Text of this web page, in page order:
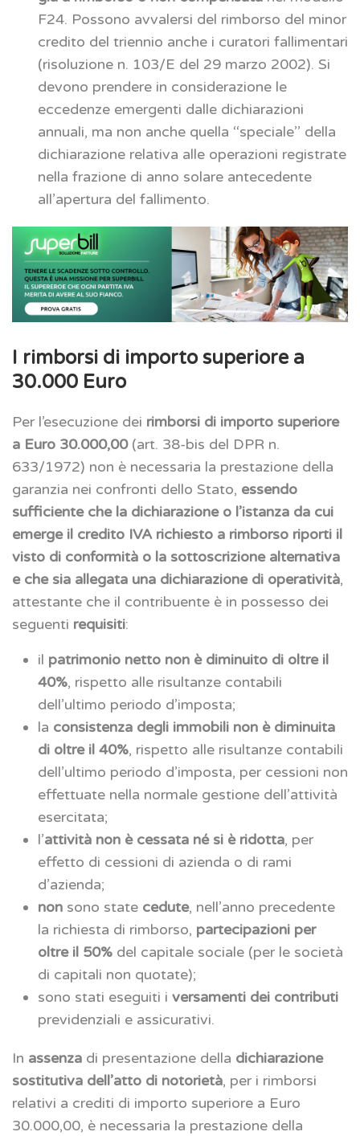
F24. Possono avvalersi del rimborso del minor
credito del triennio anche i curatori fallimentari
(risoluzione n. 103/E del 29 marzo 2002). Si
devono prendere in considerazione le
eccedenze emergenti dalle dichiarazioni
annuali, ma non anche quella ‘‘speciale’’ della
dichiarazione relativa alle operazioni registrate
nella frazione di anno solare antecedente
all’apertura del fallimento.
I rimborsi di importo superiore a
30.000 Euro
Per l’esecuzione dei rimborsi di importo superiore
a Euro 30.000,00(art. 38-bis del DPR n.
633/1972) non è necessaria la prestazione della
garanzia nei confronti dello Stato, essendo
sufficiente che la dichiarazione o l’istanza da cui
emerge il credito IVA richiesto a rimborso riporti il
visto di conformità o la sottoscrizione alternativa
e che sia allegata una dichiarazione di operatività,
attestante che il contribuente è in possesso dei
seguenti requisiti:
il patrimonio netto non è diminuito di oltre il
40%, rispetto alle risultanze contabili
dell’ultimo periodo d’imposta;
la consistenza degli immobili non è diminuita
di oltre il 40%, rispetto alle risultanze contabili
dell’ultimo periodo d’imposta, per cessioni non
effettuate nella normale gestione dell’attività
esercitata;
l’attività non è cessata né si è ridotta, per
effetto di cessioni di azienda o di rami
d’azienda;
non sono state cedute, nell’anno precedente
la richiesta di rimborso, partecipazioni per
oltre il 50% del capitale sociale (per le società
di capitali non quotate);
sono stati eseguiti i versamenti dei contributi
previdenziali e assicurativi.
In assenza di presentazione della dichiarazione
sostitutiva dell’atto di notorietà, per i rimborsi
relativi a crediti di importo superiore a Euro
30.000,00, è necessaria la prestazione della